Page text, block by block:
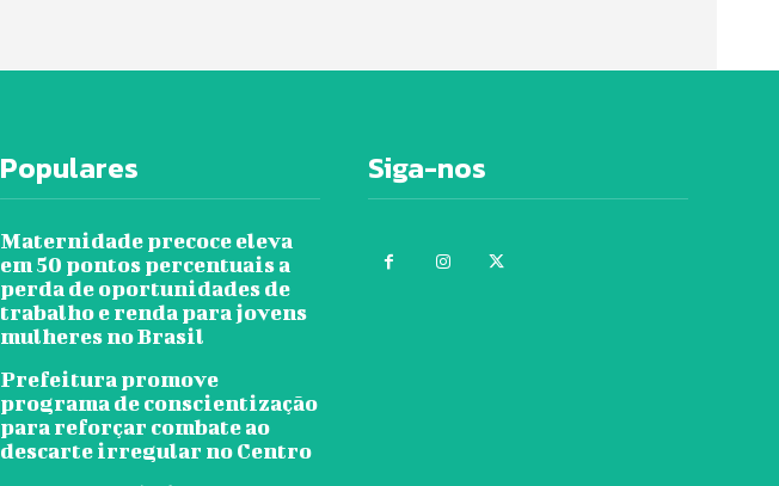
Populares
Maternidade precoce eleva
em 50 pontos percentuais a
perda de oportunidades de
trabalho e renda para jovens
mulheres no Brasil
Prefeitura promove
programa de conscientização
para reforçar combate ao
descarte irregular no Centro
Siga-nos